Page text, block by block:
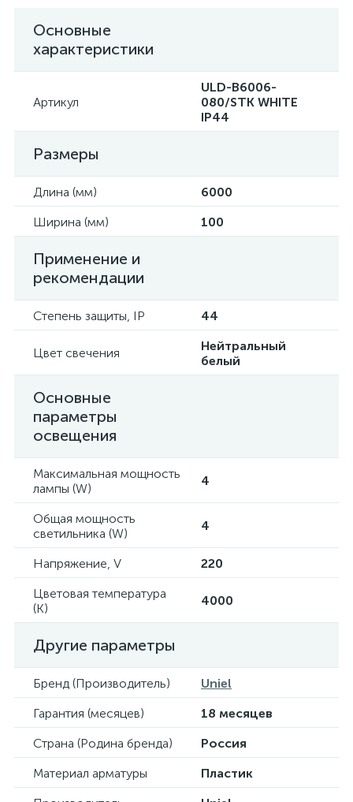
Основные
характеристики
Артикул
ULD-B6006-
080/STK WHITE
IP44
Размеры
Длина (мм)
6000
Ширина (мм)
100
Применение и
рекомендации
Степень защиты, IP 44
Цвет свечения
Нейтральный
белый
Основные
параметры
освещения
Максимальная мощность
лампы (W)
4
Общая мощность
светильника (W)
4
Напряжение, V
220
Цветовая температура
(К)
4000
Другие параметры
Бренд (Производитель)
Uniel
Гарантия (месяцев)
18 месяцев
Страна (Родина бренда)
Россия
Материал арматуры
Пластик